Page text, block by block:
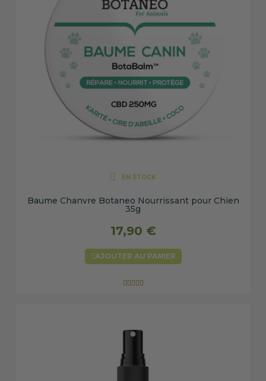
EN STOCK
Baume Chanvre Botaneo Nourrissant pour Chien
35g
17,90 €
AJOUTER AU PANIER
    